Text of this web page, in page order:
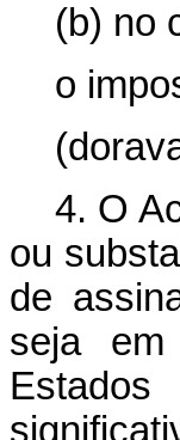
(b) no
o
4. O
ou
de
seja em